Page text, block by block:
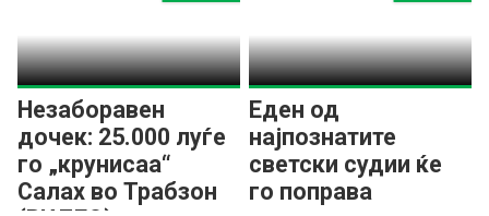
Незаборавен
дочек: 25.000 луѓе
го „крунисаа“
Салах во Трабзон
Еден од
најпознатите
светски судии ќе
го поправа